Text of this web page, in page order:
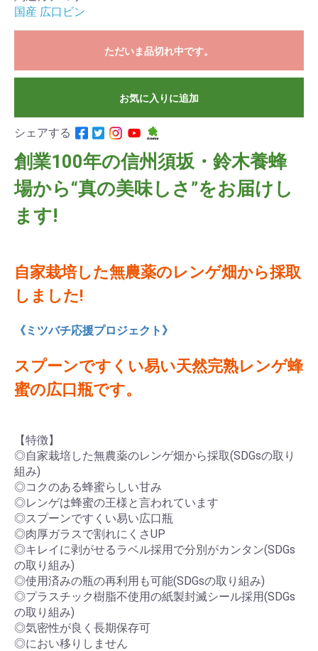
国産 広口ビン
ただいま品切れ中です。
お気に入りに追加
シェアする
創業100年の信州須坂・鈴木養蜂
場から“真の美味しさ”をお届けし
ます!
自家栽培した無農薬のレンゲ畑から採取
しました!
《ミツバチ応援プロジェクト》
スプーンですくい易い天然完熟レンゲ蜂
蜜の広口瓶です。
【特徴】
◎自家栽培した無農薬のレンゲ畑から採取(SDGsの取り
組み)
◎コクのある蜂蜜らしい甘み
◎レンゲは蜂蜜の王様と言われています
◎スプーンですくい易い広口瓶
◎肉厚ガラスで割れにくさUP
◎キレイに剥がせるラベル採用で分別がカンタン(SDGs
の取り組み)
◎使用済みの瓶の再利用も可能(SDGsの取り組み)
◎プラスチック樹脂不使用の紙製封滅シール採用(SDGs
の取り組み)
◎気密性が良く長期保存可
◎におい移りしません